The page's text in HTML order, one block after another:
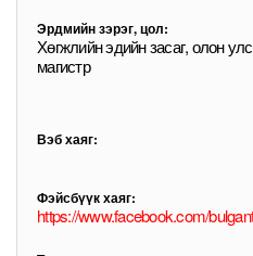
Эрдмийн зэрэг, цол:
Хөгжлийн эдийн засаг, олон
магистр
Вэб хаяг:
Фэйсбүүк хаяг:
https://www.facebook.com/